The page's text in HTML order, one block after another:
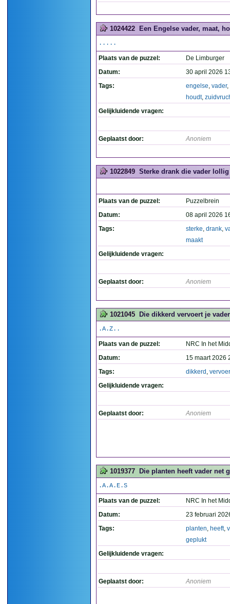
1024422 Een Engelse vader, maat,
.....
Plaats van de puzzel:
De Limburger
Datum:
30 april 2026
Tags:
engelse, vader,
houdt,
Gelijkluidende vragen:
Geplaatst door: Anoniem
1022849 Sterke drank die vader lollig
Plaats van de puzzel:
Puzzelbrein
Datum:
08 april 2026
Tags:
sterke, drank,
maakt
Gelijkluidende vragen:
Geplaatst door: Anoniem
1021045 Die dikkerd vervoert je
.A.Z..
Plaats van de puzzel:
NRC In het
Datum:
15 maart 2026
Tags:
dikkerd ,
Gelijkluidende vragen:
Geplaatst door: Anoniem
1019377 Die planten heeft vader net
.A.A.E.S
Plaats van de puzzel:
NRC In het
Datum:
23 februari
Tags:
planten, heeft,
geplukt
Gelijkluidende vragen:
Geplaatst door: Anoniem